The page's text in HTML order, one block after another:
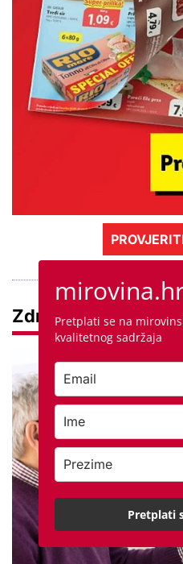
ZdravljePretplati se na
kvalitetnog sadržaja
Pretplati